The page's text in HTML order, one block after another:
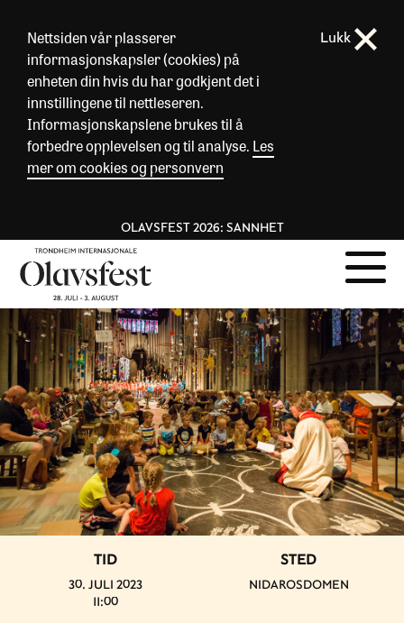
Nettsiden vår plasserer
informasjonskapsler (cookies) på
enheten din hvis du har godkjent det i
innstillingene til nettleseren.
Informasjonskapslene brukes til å
forbedre opplevelsen og til analyse. Les
mer om cookies og personvern
Lukk
OLAVSFEST 2026: SANNHET
TID
30. JULI 2023
11:00
STED
NIDAROSDOMEN